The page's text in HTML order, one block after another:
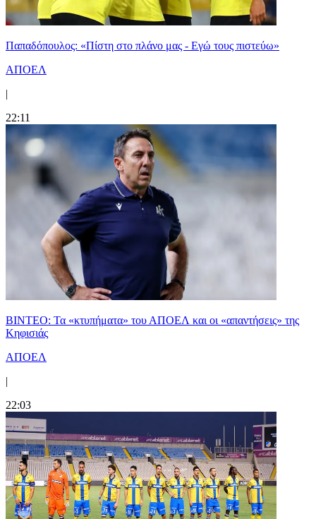
Παπαδόπουλος: «Πίστη στο πλάνο μας - Εγώ τους πιστεύω»
ΑΠΟΕΛ
|
22:11
ΒΙΝΤΕΟ: Τα «κτυπήματα» του ΑΠΟΕΛ και οι «απαντήσεις» της
Κηφισιάς
ΑΠΟΕΛ
|
22:03